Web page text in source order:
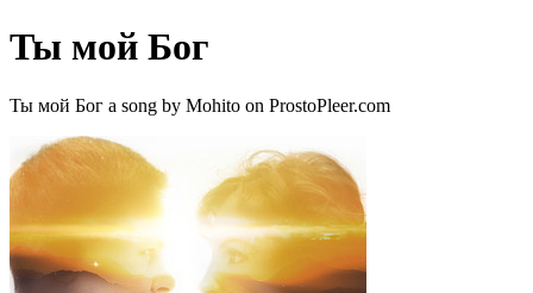
Ты мой Бог
Ты мой Бог a song by Mohito on ProstoPleer.com